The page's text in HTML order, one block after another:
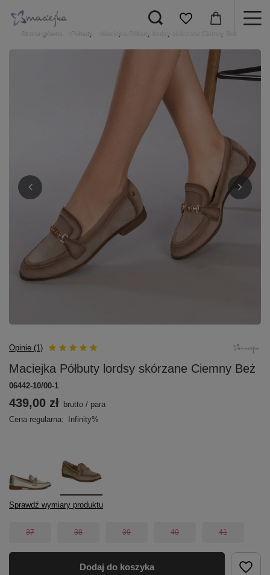
Strona główna Półbuty
Opinie (1)
Maciejka Półbuty lordsy skórzane Ciemny Beż
06442-10/00-1
439,00 zł brutto / para
Cena regularna:
Infinity%
Sprawdź wymiary produktu
37 38 39 40 41
Dodaj do koszyka